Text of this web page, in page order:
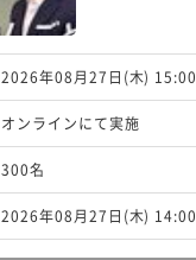
2026年08月27日(木)
オンラインにて実施
300名
2026年08月27日(木) 14:00